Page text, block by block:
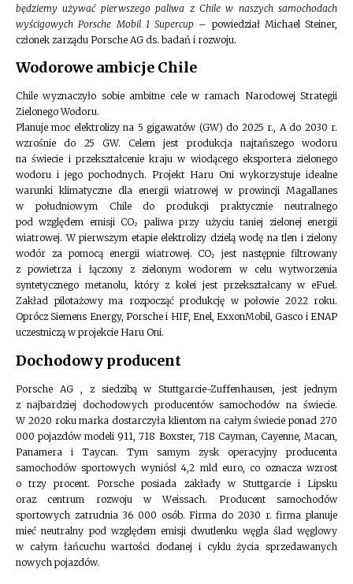
będziemy używać pierwszego paliwa z Chile w naszych samochodach
wyścigowych Porsche Mobil 1 Supercup – powiedział Michael Steiner,
członek zarządu Porsche AG ds. badań i rozwoju.
Wodorowe ambicje Chile
Chile wyznaczyło sobie ambitne cele w ramach Narodowej Strategii
Zielonego Wodoru.
Planuje moc elektrolizy na 5 gigawatów (GW) do 2025 r., A do 2030 r.
wzrośnie do 25 GW. Celem jest produkcja najtańszego wodoru
na świecie i przekształcenie kraju w wiodącego eksportera zielonego
wodoru i jego pochodnych. Projekt Haru Oni wykorzystuje idealne
warunki klimatyczne dla energii wiatrowej w prowincji Magallanes
w południowym Chile do produkcji praktycznie neutralnego
pod względem emisji CO₂ paliwa przy użyciu taniej zielonej energii
wiatrowej. W pierwszym etapie elektrolizy dzielą wodę na tlen i zielony
wodór za pomocą energii wiatrowej. CO₂ jest następnie filtrowany
z powietrza i łączony z zielonym wodorem w celu wytworzenia
syntetycznego metanolu, który z kolei jest przekształcany w eFuel.
Zakład pilotażowy ma rozpocząć produkcję w połowie 2022 roku.
Oprócz Siemens Energy, Porsche i HIF, Enel, ExxonMobil, Gasco i ENAP
uczestniczą w projekcie Haru Oni.
Dochodowy producent
Porsche AG , z siedzibą w Stuttgarcie-Zuffenhausen, jest jednym
z najbardziej dochodowych producentów samochodów na świecie.
W 2020 roku marka dostarczyła klientom na całym świecie ponad 270
000 pojazdów modeli 911, 718 Boxster, 718 Cayman, Cayenne, Macan,
Panamera i Taycan. Tym samym zysk operacyjny producenta
samochodów sportowych wyniósł 4,2 mld euro, co oznacza wzrost
o trzy procent. Porsche posiada zakłady w Stuttgarcie i Lipsku
oraz centrum rozwoju w Weissach. Producent samochodów
sportowych zatrudnia 36 000 osób. Firma do 2030 r. firma planuje
mieć neutralny pod względem emisji dwutlenku węgla ślad węglowy
w całym łańcuchu wartości dodanej i cyklu życia sprzedawanych
nowych pojazdów.